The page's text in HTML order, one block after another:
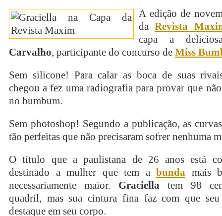
A edição de
daRevista
capa a
Carvalho, participante do concurso de Miss
Sem silicone! Para calar as boca de suas
chegou a fez uma radiografia para provar que
no bumbum.
Sem photoshop! Segundo a publicação, as
tão perfeitas que não precisaram sofrer nenhuma
O título que a paulistana de 26 anos está
destinado a mulher que tem a bunda mais
necessariamente maior. Graciella tem 98
quadril, mas sua cintura fina faz com que seu
destaque em seu corpo.